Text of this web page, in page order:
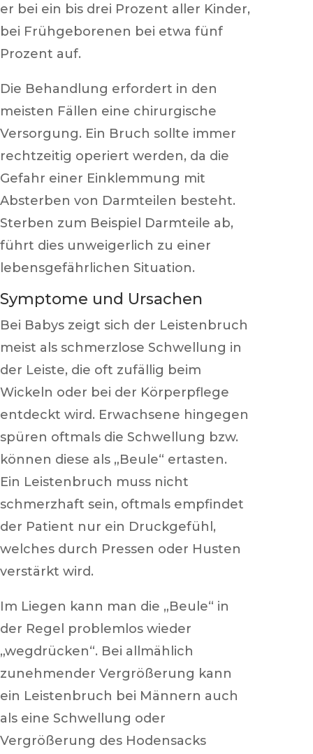
er bei ein bis drei Prozent aller Kinder,
bei Frühgeborenen bei etwa fünf
Prozent auf.
Die Behandlung erfordert in den
meisten Fällen eine chirurgische
Versorgung. Ein Bruch sollte immer
rechtzeitig operiert werden, da die
Gefahr einer Einklemmung mit
Absterben von Darmteilen besteht.
Sterben zum Beispiel Darmteile ab,
führt dies unweigerlich zu einer
lebensgefährlichen Situation.
Symptome und Ursachen
Bei Babys zeigt sich der Leistenbruch
meist als schmerzlose Schwellung in
der Leiste, die oft zufällig beim
Wickeln oder bei der Körperpflege
entdeckt wird. Erwachsene hingegen
spüren oftmals die Schwellung bzw.
können diese als „Beule“ ertasten.
Ein Leistenbruch muss nicht
schmerzhaft sein, oftmals empfindet
der Patient nur ein Druckgefühl,
welches durch Pressen oder Husten
verstärkt wird.
Im Liegen kann man die „Beule“ in
der Regel problemlos wieder
„wegdrücken“. Bei allmählich
zunehmender Vergrößerung kann
ein Leistenbruch bei Männern auch
als eine Schwellung oder
Vergrößerung des Hodensacks